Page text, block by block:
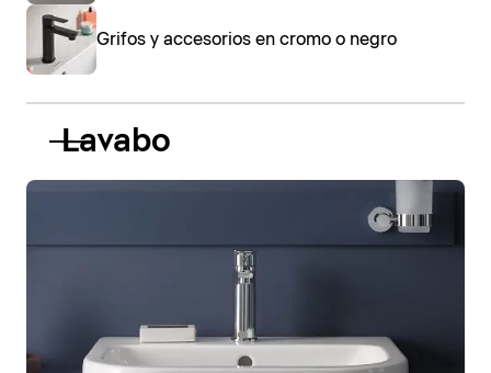
Grifos y accesorios en cromo o negro
Lavabo